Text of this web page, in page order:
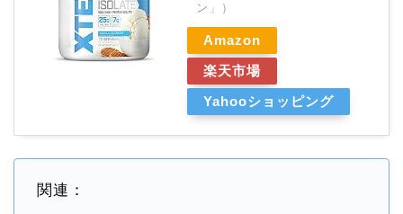
ン」）
Amazon
楽天市場
Yahooショッピング
関連：